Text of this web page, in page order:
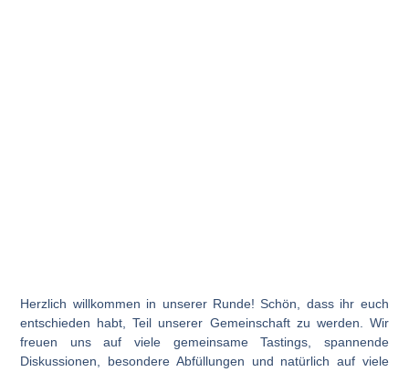
Herzlich willkommen in unserer Runde! Schön, dass ihr euch
entschieden habt, Teil unserer Gemeinschaft zu werden. Wir
freuen uns auf viele gemeinsame Tastings, spannende
Diskussionen, besondere Abfüllungen und natürlich auf viele